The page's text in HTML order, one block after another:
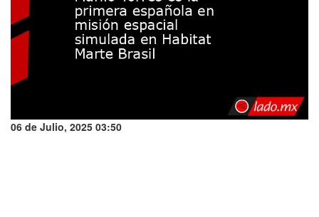
06 de Julio, 2025 03:50